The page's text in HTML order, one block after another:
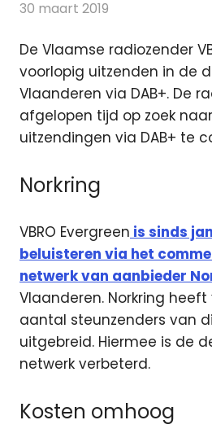
30 maart 2019
De Vlaamse radiozender
voorlopig uitzenden in de
Vlaanderen via DAB+. De
afgelopen tijd op zoek
uitzendingen via DAB+ te
Norkring
VBRO Evergreen is sinds
beluisteren via het
netwerk van aanbieder
Vlaanderen. Norkring
aantal steunzenders van
uitgebreid. Hiermee is de
netwerk verbeterd.
Kosten omhoog